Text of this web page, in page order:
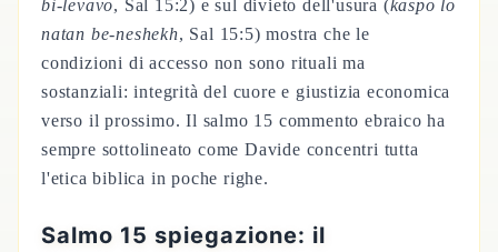
bi-levavo, Sal 15:2) e sul divieto dell'usura (kaspo lo
natan be-neshekh, Sal 15:5) mostra che le
condizioni di accesso non sono rituali ma
sostanziali: integrità del cuore e giustizia economica
verso il prossimo. Il salmo 15 commento ebraico ha
sempre sottolineato come Davide concentri tutta
l'etica biblica in poche righe.
Salmo 15 spiegazione: il